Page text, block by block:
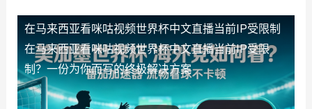
在马来西亚看咪咕视频世界杯中文直播当前IP受限制
在马来西亚看咪咕视频世界杯中文直播当前IP受限
制？一份为你而写的终极解决方案